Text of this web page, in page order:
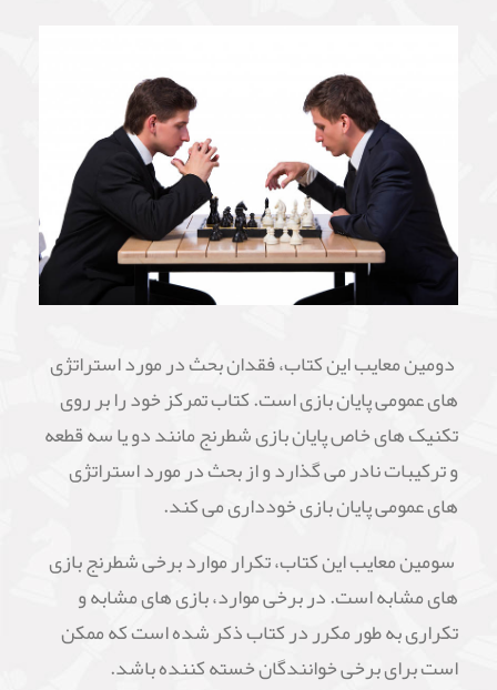
دومین معایب این کتاب، فقدان بحث در مورد استراتژی
های عمومی پایان بازی است. کتاب تمرکز خود را بر روی
تکنیک های خاص پایان بازی شطرنج مانند دو یا سه قطعه
و ترکیبات نادر می گذارد و از بحث در مورد استراتژی
های عمومی پایان بازی خودداری می کند.
سومین معایب این کتاب، تکرار موارد برخی شطرنج بازی
های مشابه است. در برخی موارد، بازی های مشابه و
تکراری به طور مکرر در کتاب ذکر شده است که ممکن
است برای برخی خوانندگان خسته کننده باشد.